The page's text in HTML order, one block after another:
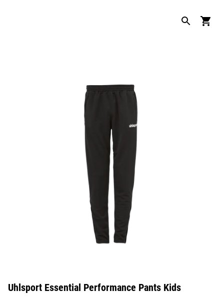
Uhlsport Essential Performance Pants Kids